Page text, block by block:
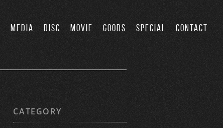
MEDIA DISC MOVIE GOODS SPECIAL CONTACT
CATEGORY